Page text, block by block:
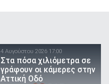
4 Αυγούστου 2026 17:00
Στα πόσα χιλιόμετρα σε
γράφουν οι κάμερες στην
Αττική Οδό